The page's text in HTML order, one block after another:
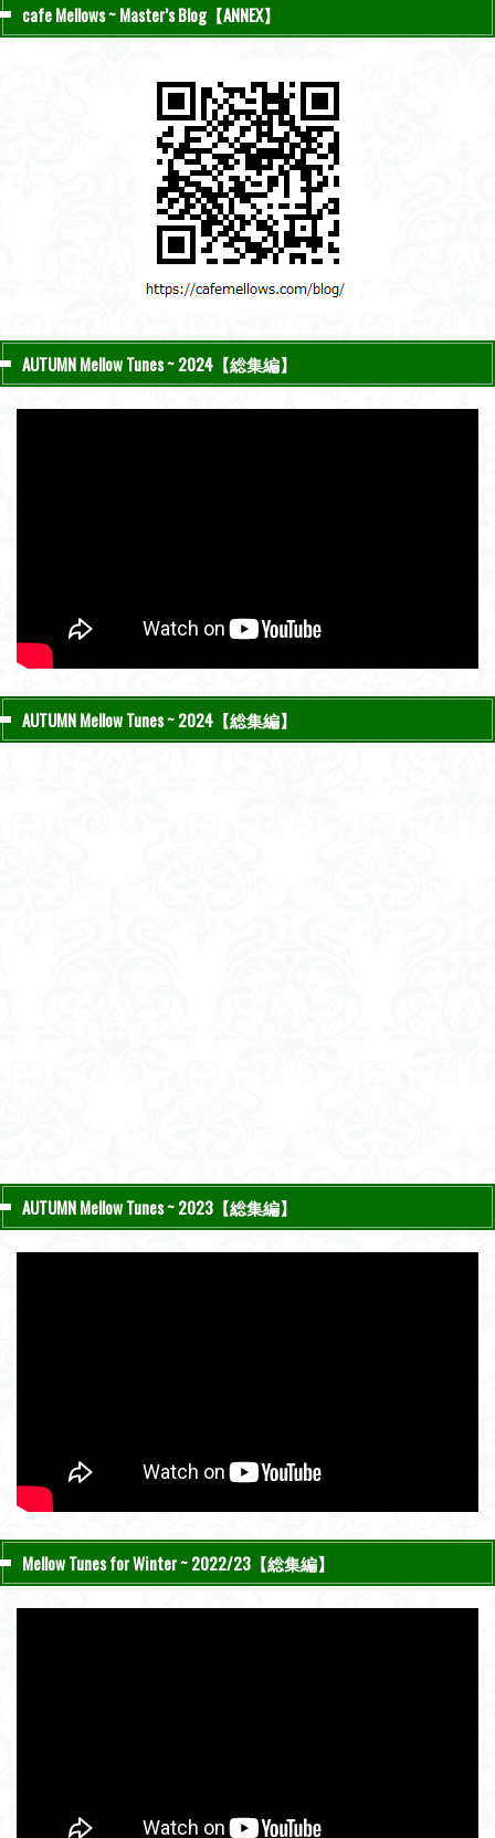
cafe Mellows ~ Master’s Blog【ANNEX】
AUTUMN Mellow Tunes ~ 2024【総集編】
AUTUMN Mellow Tunes ~ 2024【総集編】
AUTUMN Mellow Tunes ~ 2023【総集編】
Mellow Tunes for Winter ~ 2022/23【総集編】